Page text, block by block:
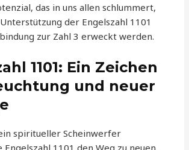
das in uns allen schlummert,
der Engelszahl 1101
zur Zahl 3 erweckt werden.
1101: Ein Zeichen
und neuer
spiritueller Scheinwerfer